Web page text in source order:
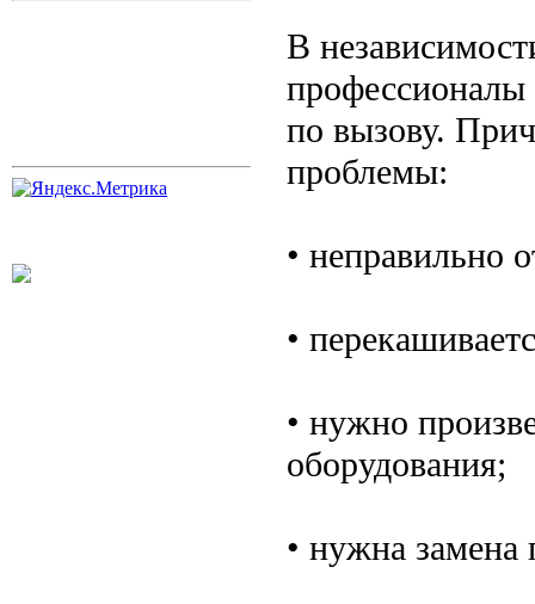
В
профессионалы
по вызову.
проблемы:
• неправильно
•
• нужно
оборудования;
• нужна